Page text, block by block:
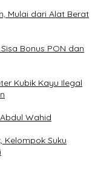
Mulai dari Alat Berat
Bonus PON dan
Kubik Kayu Ilegal
Wahid
Kelompok Suku